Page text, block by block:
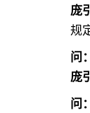
庞
规
问：
庞
问：